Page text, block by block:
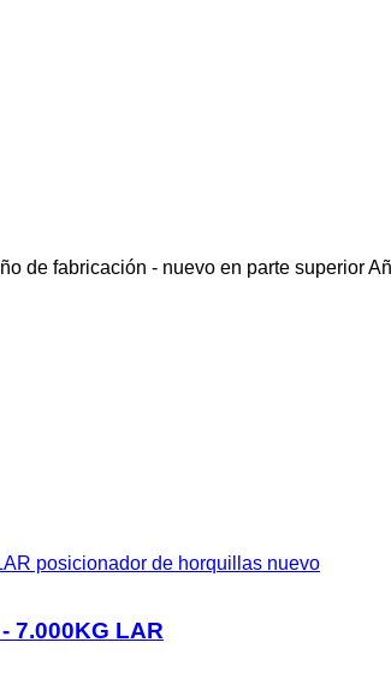
de fabricación - nuevo en parte superior
7.000KG LAR